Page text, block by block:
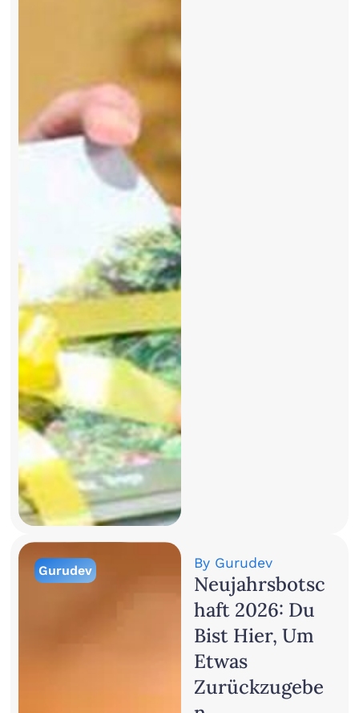
Gurudev By Gurudev
Neujahrsbotsc
Haft 2026: Du
Bist Hier, Um
Etwas
Zurückzugebe